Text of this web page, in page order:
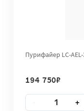
Пурифайер LC-
194 750₽
Количество +